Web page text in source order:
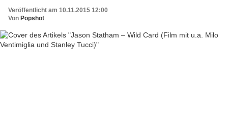
Veröffentlicht am 10.11.2015 12:00
Von Popshot